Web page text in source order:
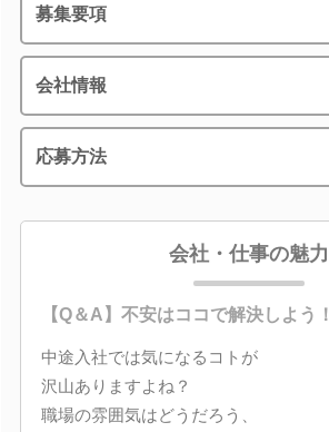
募集要項
会社情報
応募方法
会社・仕事の魅力
【Q＆A】不安はココで解決しよう！
中途入社では気になるコトが
沢山ありますよね？
職場の雰囲気はどうだろう、